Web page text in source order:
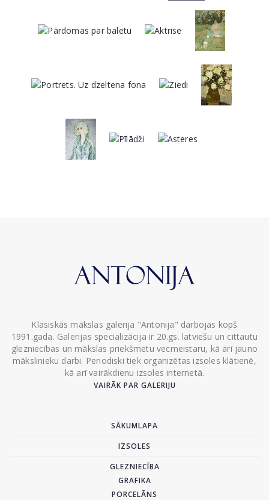
Klasiskās mākslas galerija "Antonija" darbojas kopš
1991.gada. Galerijas specializācija ir 20.gs. latviešu un cittautu
glezniecības un mākslas priekšmetu vecmeistaru, kā arī jauno
mākslinieku darbi. Periodiski tiek organizētas izsoles klātienē,
kā arī vairākdienu izsoles internetā.
VAIRĀK PAR GALERIJU
SĀKUMLAPA
IZSOLES
GLEZNIECĪBA
GRAFIKA
PORCELĀNS